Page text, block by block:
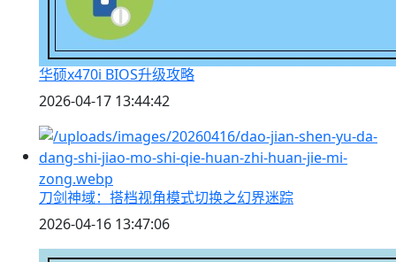
华硕x470i BIOS升级攻略
2026-04-17 13:44:42
刀剑神域：搭档视角模式切换之幻界迷踪
2026-04-16 13:47:06